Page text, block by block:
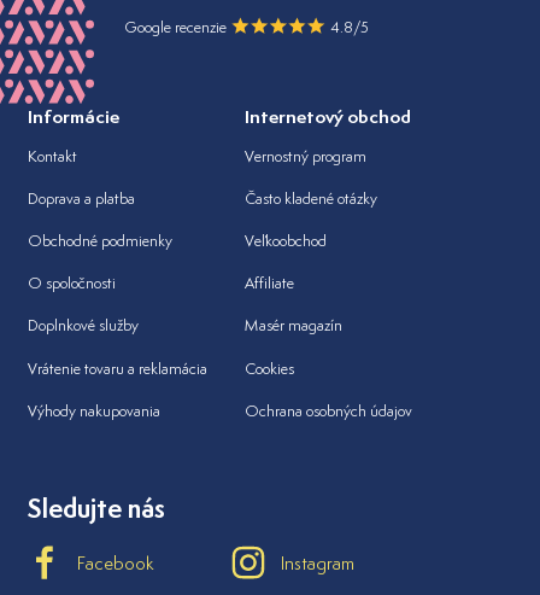
Google recenzie 4.8/5
Informácie
Kontakt
Doprava a platba
Obchodné podmienky
O spoločnosti
Doplnkové služby
Vrátenie tovaru a reklamácia
Výhody nakupovania
Internetový obchod
Vernostný program
Často kladené otázky
Veľkoobchod
Affiliate
Masér magazín
Cookies
Ochrana osobných údajov
Sledujte nás
Facebook Instagram